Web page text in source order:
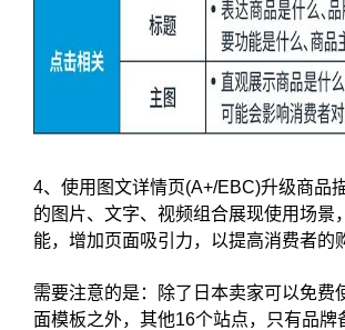
4、使用图文详情页(A+/EBC)升级商品
的图片、文字、视频组合展现使用场景
能，增加页面吸引力，以提高消费者的
需要注意的是：除了日本卖家可以免费
面模板之外，其他16个站点，只有品牌